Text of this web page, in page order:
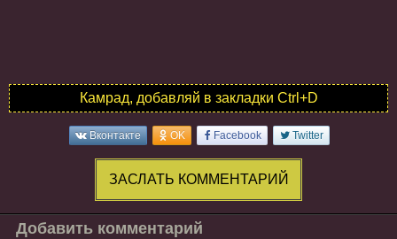
Камрад, добавляй в закладки Ctrl+D
Вконтакте OK Facebook Twitter
ЗАСЛАТЬ КОММЕНТАРИЙ
Добавить комментарий